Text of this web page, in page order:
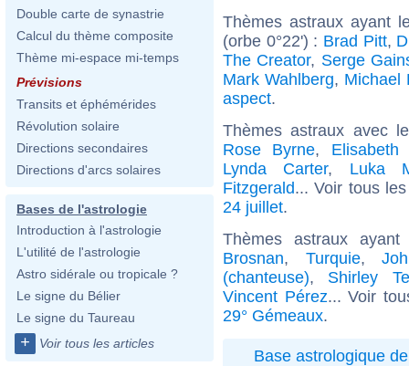
Double carte de synastrie
Calcul du thème composite
Thème mi-espace mi-temps
Prévisions
Transits et éphémérides
Révolution solaire
Directions secondaires
Directions d'arcs solaires
Bases de l'astrologie
Introduction à l'astrologie
L'utilité de l'astrologie
Astro sidérale ou tropicale ?
Le signe du Bélier
Le signe du Taureau
+ Voir tous les articles
Thèmes astraux ayant
(orbe 0°22') : Brad Pitt,
The Creator, Serge
Mark Wahlberg, Michael
aspect.
Thèmes astraux avec
Rose Byrne, Elisabeth
Lynda Carter, Luka
Fitzgerald... Voir tous
24 juillet.
Thèmes astraux
Brosnan, Turquie,
(chanteuse), Shirley
Vincent Pérez... Voir
29° Gémeaux.
Base astrologique